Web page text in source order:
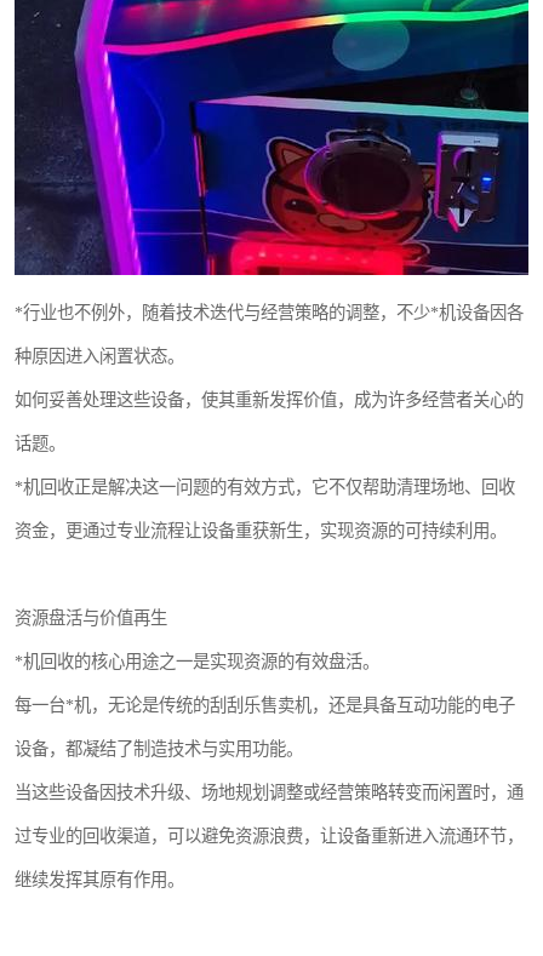
*行业也不例外，随着技术迭代与经营策略的调整，不少*机设备因各
种原因进入闲置状态。
如何妥善处理这些设备，使其重新发挥价值，成为许多经营者关心的
话题。
*机回收正是解决这一问题的有效方式，它不仅帮助清理场地、回收
资金，更通过专业流程让设备重获新生，实现资源的可持续利用。
资源盘活与价值再生
*机回收的核心用途之一是实现资源的有效盘活。
每一台*机，无论是传统的刮刮乐售卖机，还是具备互动功能的电子
设备，都凝结了制造技术与实用功能。
当这些设备因技术升级、场地规划调整或经营策略转变而闲置时，通
过专业的回收渠道，可以避免资源浪费，让设备重新进入流通环节，
继续发挥其原有作用。